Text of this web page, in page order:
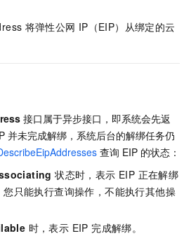
将弹性公网 IP（EIP）从绑定的云
接口属于异步接口，即系统会先返
并未完成解绑，系统后台的解绑任务仍
查询 EIP 的状态：
状态时，表示 EIP 正在解绑
只能执行查询操作，不能执行其他操
时，表示 EIP 完成解绑。